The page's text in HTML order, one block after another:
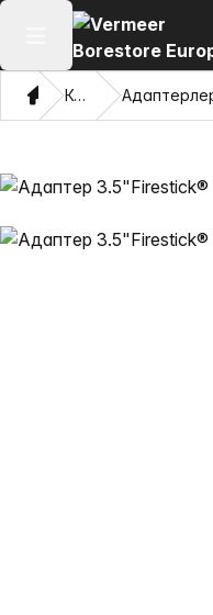
Негізгі мәзірді ашу
Үй Каталог